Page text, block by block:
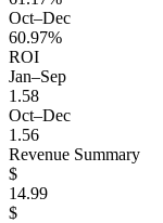
Oct–Dec
60.97%
ROI
Jan–Sep
1.58
Oct–Dec
1.56
Revenue Summary
$
14.99
$